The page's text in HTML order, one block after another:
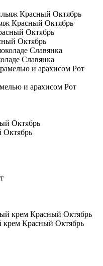
Красный Октябрь
Октябрь
Славянка
и арахисом Рот
Октябрь
крем Красный Октябрь